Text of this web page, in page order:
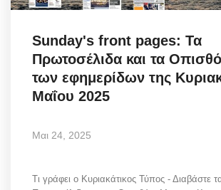
Sunday's front pages: Τα
Πρωτοσέλιδα και τα
των εφημερίδων της
Μαΐου 2025
Μαι 24, 2025
Τι γράφει ο Κυριακάτικος Τύπος - Διαβάστε